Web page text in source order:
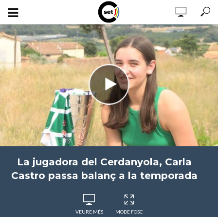
La jugadora del Cerdanyola, Carla
Castro passa balanç a la temporada
VEURE MÉS
MODE FOSC